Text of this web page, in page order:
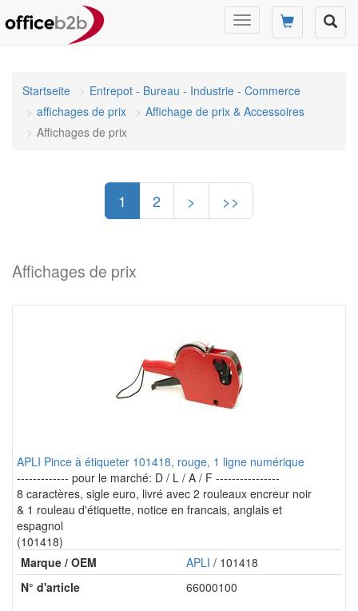
Changer
mode
Startseite
Entrepot - Bureau - Industrie - Commerce
affichages de prix
Affichage de prix & Accessoires
Affichages de prix
1 2 > >>
Affichages de prix
APLI Pince à étiqueter 101418, rouge, 1 ligne numérique
------------- pour le marché: D / L / A / F ----------------
8 caractères, sigle euro, livré avec 2 rouleaux encreur noir
& 1 rouleau d'étiquette, notice en francais, anglais et
espagnol
(101418)
Marque / OEM
APLI / 101418
N° d'article
66000100